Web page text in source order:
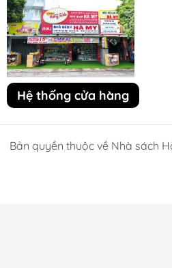
Hệ thống cửa hàng
Bản quyền thuộc về Nhà sách